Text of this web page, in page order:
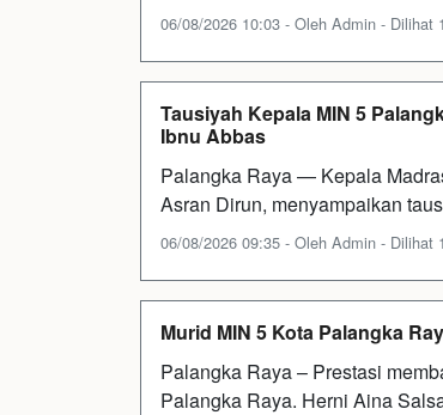
06/08/2026 10:03 - Oleh Admin - Dilihat
Tausiyah Kepala MIN 5
Ibnu Abbas
Palangka Raya — Kepala
Asran Dirun, menyampaikan
06/08/2026 09:35 - Oleh Admin - Dilihat
Murid MIN 5 Kota Palangka
Palangka Raya – Prestasi
Palangka Raya. Herni Aina